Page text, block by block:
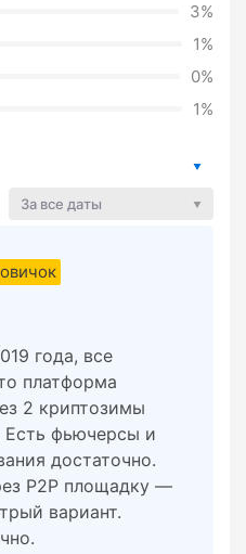
3%
1%
0%
1%
За все даты
года, все
платформа
2 криптозимы
Есть фьючерсы и
достаточно.
P2P площадку —
вариант.